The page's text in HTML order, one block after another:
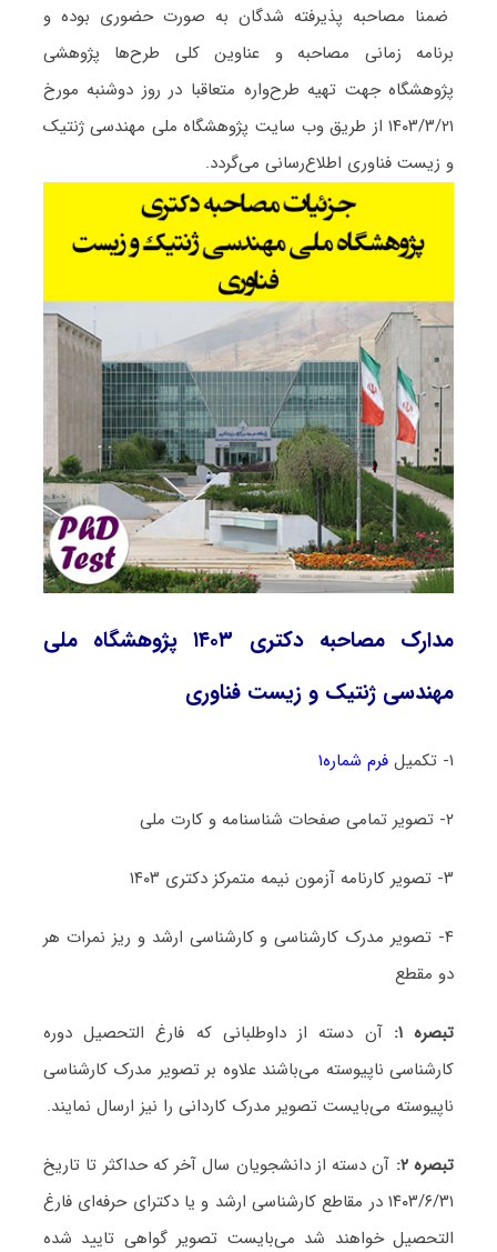
ضمنا مصاحبه پذیرفته شدگان به صورت حضوری بوده و
برنامه زمانی مصاحبه و عناوین کلی طرح‌ها پژوهشی
پژوهشگاه جهت تهیه طرح‌واره متعاقبا در روز دوشنبه مورخ
۱۴۰۳/۳/۲۱ از طریق وب سایت پژوهشگاه ملی مهندسی ژنتیک
و زیست فناوری اطلاع‌رسانی می‌گردد.
مدارک مصاحبه دکتری ۱۴۰۳ پژوهشگاه ملی
مهندسی ژنتیک و زیست فناوری
۱- تکمیل فرم شماره۱
۲- تصویر تمامی صفحات شناسنامه و کارت ملی
۳- تصویر کارنامه آزمون نیمه متمرکز دکتری ۱۴۰۳
۴- تصویر مدرک کارشناسی و کارشناسی ارشد و ریز نمرات هر
دو مقطع
تبصره۱: آن دسته از داوطلبانی که فارغ التحصیل دوره
کارشناسی ناپیوسته می‌باشند علاوه بر تصویر مدرک کارشناسی
ناپیوسته می‌بایست تصویر مدرک کاردانی را نیز ارسال نمایند.
تبصره ۲:
آن دسته از دانشجویان سال آخر که حداکثر تا تاریخ
۱۴۰۳/۶/۳۱ در مقاطع کارشناسی ارشد و یا دکترای حرفه‌ای فارغ
التحصیل خواهند شد می‌بایست تصویر گواهی تایید شده